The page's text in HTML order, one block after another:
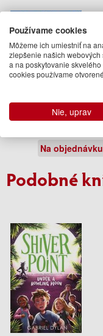
Adventure
Peppa Pig
Na objednávku
Podobné
Používame cookies
Môžeme ich umiestniť na
zlepšenie našich
a na poskytovanie
cookies používame
Nie, uprav